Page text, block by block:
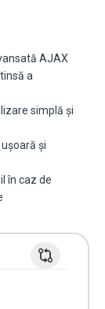
AJAX
a
simplă și
și
în caz de